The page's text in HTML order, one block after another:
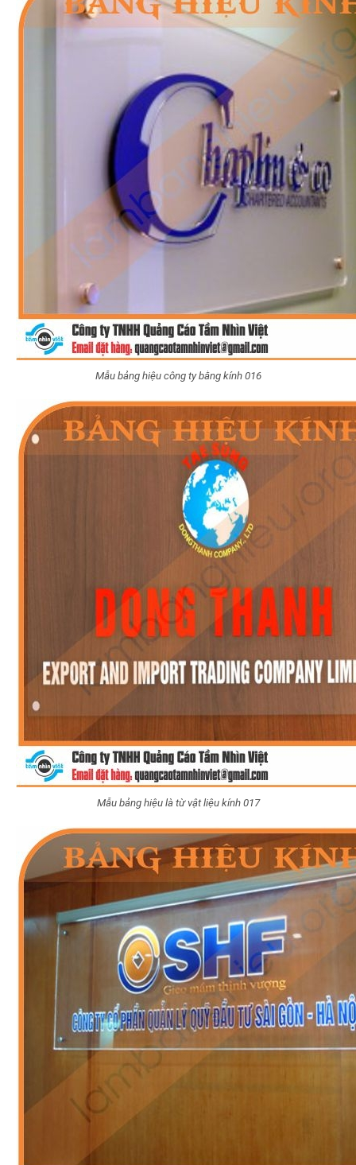
Mẫu bảng hiệu công ty bằng kính 016
Mẫu bảng hiệu là từ vật liệu kính 017